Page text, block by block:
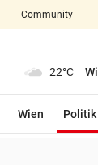
closeSchließen
arrow_right
Community
22°C
Wien Politik